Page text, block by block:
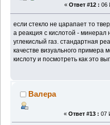
« Ответ #12 : 06
если стекло не царапает то
а реакция с кислотой -
углекислый газ. стандартная
качестве визуального примера
кислоту и посмотреть как это
Валера
« Ответ #13 : 07